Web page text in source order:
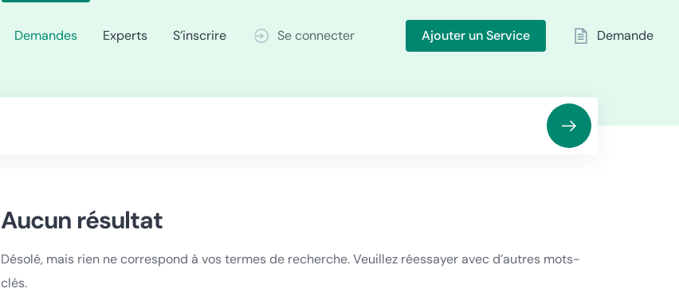
Demandes Experts S’inscrire Se connecter Ajouter un Service Demande
Aucun résultat
Désolé, mais rien ne correspond à vos termes de recherche. Veuillez réessayer avec d’autres mots-
clés.